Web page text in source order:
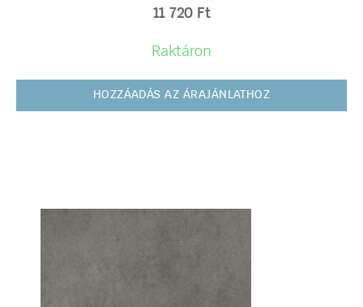
11 720 Ft
Raktáron
HOZZÁADÁS AZ ÁRAJÁNLATHOZ